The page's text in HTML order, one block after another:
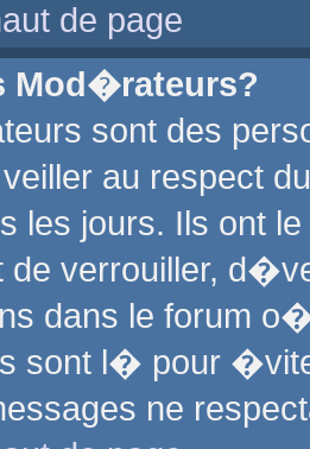
de page
Mod�rateurs?
sont des
au respect
les jours. Ils ont
de verrouiller,
dans le forum
sont l� pour
ne